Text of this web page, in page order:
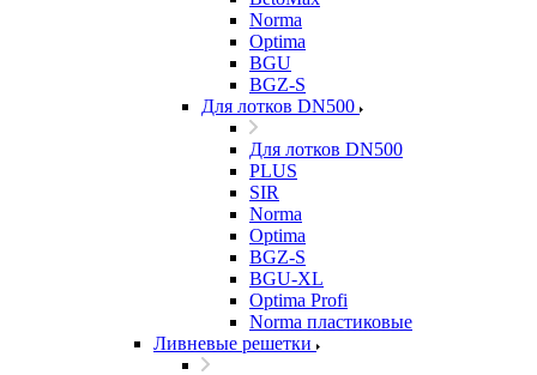
Norma
Optima
BGU
BGZ-S
Для лотков DN500
Для лотков DN500
PLUS
SIR
Norma
Optima
BGZ-S
BGU-XL
Optima Profi
Norma пластиковые
Ливневые решетки